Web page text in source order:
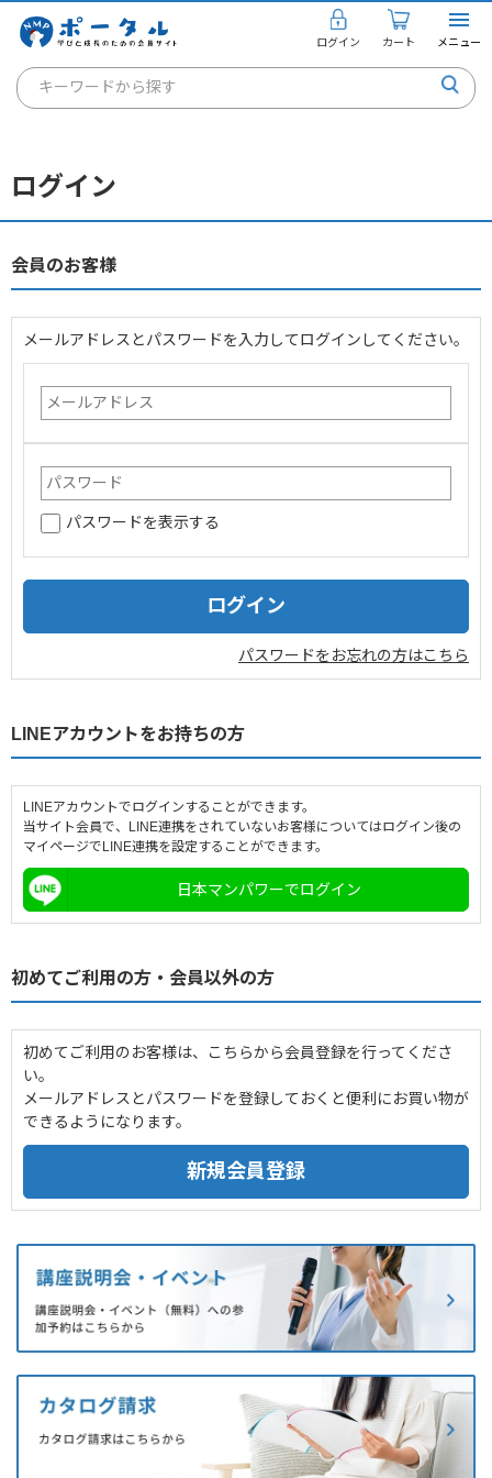
ログイン カート メニュー
キーワードから探す
通信講座
講座を探す
個人のお客様
法人のお客様
企業情報
採用情報
ログイン
会員のお客様
メールアドレスとパスワードを入力してログインしてください。
パスワードを表示する
パスワードをお忘れの方はこちら
LINEアカウントをお持ちの方
LINEアカウントでログインすることができます。
当サイト会員で、LINE連携をされていないお客様についてはログイン後の
マイページでLINE連携を設定することができます。
日本マンパワーでログイン
初めてご利用の方・会員以外の方
初めてご利用のお客様は、こちらから会員登録を行ってくださ
い。
メールアドレスとパスワードを登録しておくと便利にお買い物が
できるようになります。